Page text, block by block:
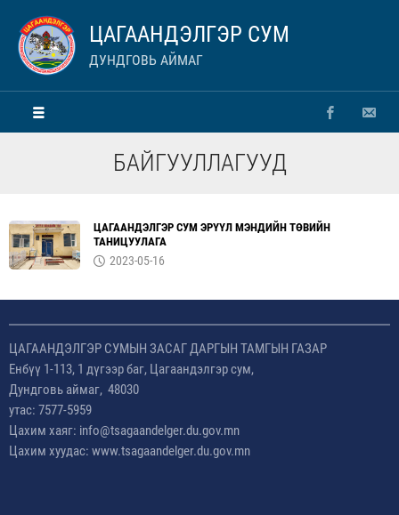
ЦАГААНДЭЛГЭР СУМ
ДУНДГОВЬ АЙМАГ
БАЙГУУЛЛАГУУД
ЦАГААНДЭЛГЭР СУМ ЭРҮҮЛ МЭНДИЙН ТӨВИЙН
ТАНИЦУУЛАГА
2023-05-16
ЦАГААНДЭЛГЭР СУМЫН ЗАСАГ ДАРГЫН ТАМГЫН ГАЗАР
Енбүү 1-113, 1 дүгээр баг, Цагаандэлгэр сум,
Дундговь аймаг, 48030
утас: 7577-5959
Цахим хаяг: info@tsagaandelger.du.gov.mn
Цахим хуудас: www.tsagaandelger.du.gov.mn